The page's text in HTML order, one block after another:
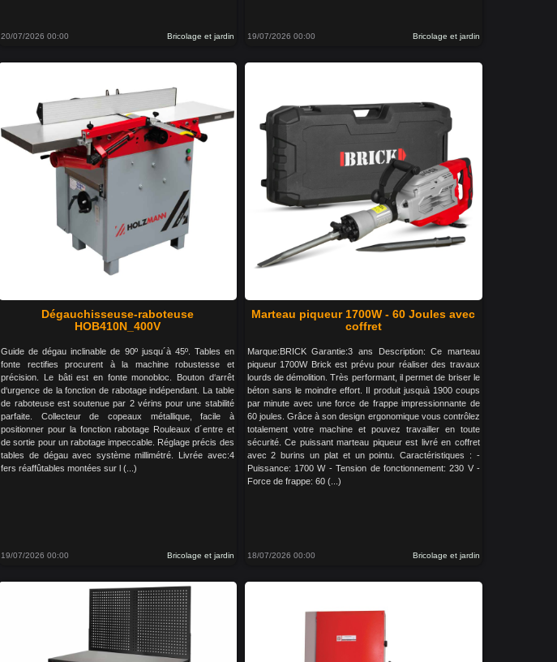
20/07/2026 00:00 Bricolage et jardin 19/07/2026 00:00 Bricolage et jardin
Dégauchisseuse-raboteuse
HOB410N_400V
Guide de dégau inclinable de 90º jusqu´à 45º. Tables en
fonte rectifies procurent à la machine robustesse et
précision. Le bâti est en fonte monobloc. Bouton d‘arrêt
d‘urgence de la fonction de rabotage indépendant. La table
de raboteuse est soutenue par 2 vérins pour une stabilité
parfaite. Collecteur de copeaux métallique, facile à
positionner pour la fonction rabotage Rouleaux d´entre et
de sortie pour un rabotage impeccable. Réglage précis des
tables de dégau avec système millimétré. Livrée avec:4
fers réaffûtables montées sur l (...)
19/07/2026 00:00 Bricolage et jardin
Marteau piqueur 1700W - 60 Joules avec
coffret
Marque:BRICK Garantie:3 ans Description: Ce marteau
piqueur 1700W Brick est prévu pour réaliser des travaux
lourds de démolition. Très performant, il permet de briser le
béton sans le moindre effort. Il produit jusquà 1900 coups
par minute avec une force de frappe impressionnante de
60 joules. Grâce à son design ergonomique vous contrôlez
totalement votre machine et pouvez travailler en toute
sécurité. Ce puissant marteau piqueur est livré en coffret
avec 2 burins un plat et un pointu. Caractéristiques : -
Puissance: 1700 W - Tension de fonctionnement: 230 V -
Force de frappe: 60 (...)
18/07/2026 00:00 Bricolage et jardin